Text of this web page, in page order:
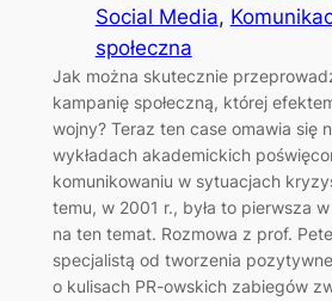
Social Media,
społeczna
Jak można skutecznie
kampanię społeczną, której
wojny? Teraz ten case omawia się
wykładach akademickich
komunikowaniu w sytuacjach
temu, w 2001 r., była to pierwsza
na ten temat. Rozmowa z prof.
specjalistą od tworzenia
o kulisach PR-owskich zabiegów